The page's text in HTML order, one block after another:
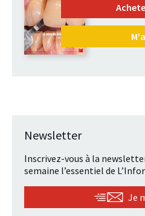
Newsletter
Inscrivez-vous à la
semaine l’essentiel de
Je